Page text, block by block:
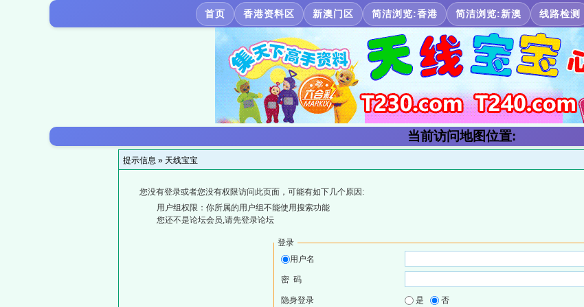
首页 香港资料区 新澳门区 简洁浏览:香港 简洁浏览:新澳 线路检测
当前访问地图位置:
提示信息 » 天线宝宝
您没有登录或者您没有权限访问此页面，可能有如下几个原因:
用户组权限：你所属的用户组不能使用搜索功能
您还不是论坛会员,请先登录论坛
登录
用户名
密 码
隐身登录 是 否